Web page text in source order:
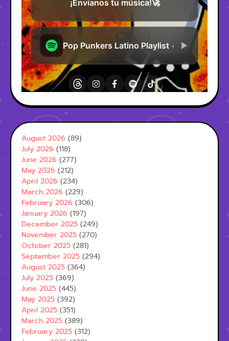
August 2026 (89)
July 2026 (118)
June 2026 (277)
May 2026 (212)
April 2026 (234)
March 2026 (229)
February 2026 (306)
January 2026 (197)
December 2025 (249)
November 2025 (270)
October 2025 (281)
September 2025 (294)
August 2025 (364)
July 2025 (369)
June 2025 (445)
May 2025 (392)
April 2025 (351)
March 2025 (389)
February 2025 (312)